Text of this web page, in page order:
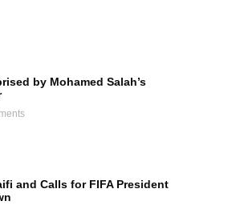
by Mohamed Salah’s
and Calls for FIFA President